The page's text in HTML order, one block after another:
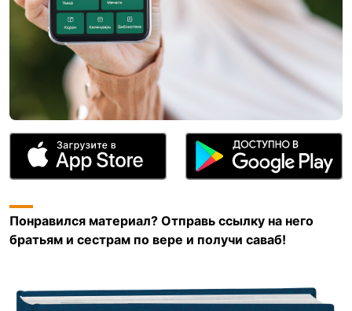
Понравился материал? Отправь ссылку на него
братьям и сестрам по вере и получи саваб!